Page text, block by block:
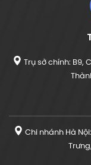
Trụ sở chính: B9,
Chi nhánh Hà